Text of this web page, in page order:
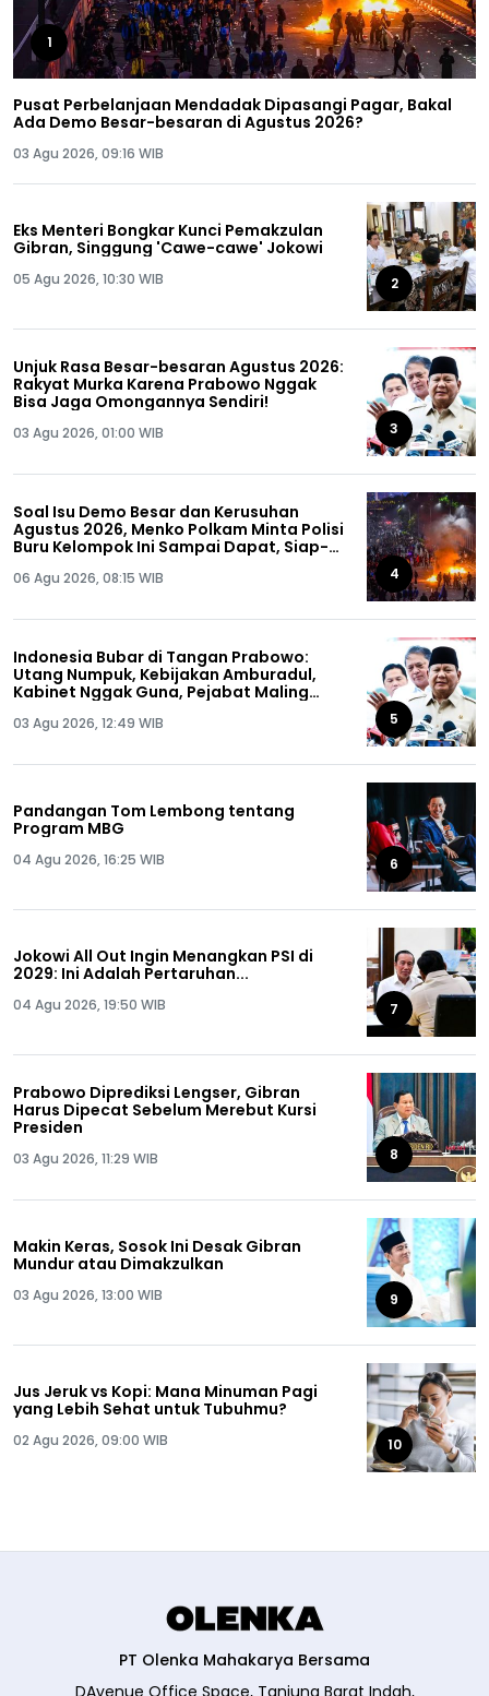
1
Pusat Perbelanjaan Mendadak Dipasangi Pagar, Bakal
Ada Demo Besar-besaran di Agustus 2026?
03 Agu 2026, 09:16 WIB
Eks Menteri Bongkar Kunci Pemakzulan
Gibran, Singgung 'Cawe-cawe' Jokowi
05 Agu 2026, 10:30 WIB 2
Unjuk Rasa Besar-besaran Agustus 2026:
Rakyat Murka Karena Prabowo Nggak
Bisa Jaga Omongannya Sendiri!
03 Agu 2026, 01:00 WIB 3
Soal Isu Demo Besar dan Kerusuhan
Agustus 2026, Menko Polkam Minta Polisi
Buru Kelompok Ini Sampai Dapat, Siap-
06 Agu 2026, 08:15 WIB 4
Indonesia Bubar di Tangan Prabowo:
Utang Numpuk, Kebijakan Amburadul,
Kabinet Nggak Guna, Pejabat Maling
03 Agu 2026, 12:49 WIB 5
Pandangan Tom Lembong tentang
Program MBG
04 Agu 2026, 16:25 WIB 6
Jokowi All Out Ingin Menangkan PSI di
2029: Ini Adalah Pertaruhan...
04 Agu 2026, 19:50 WIB 7
Prabowo Diprediksi Lengser, Gibran
Harus Dipecat Sebelum Merebut Kursi
Presiden
03 Agu 2026, 11:29 WIB 8
Makin Keras, Sosok Ini Desak Gibran
Mundur atau Dimakzulkan
03 Agu 2026, 13:00 WIB 9
Jus Jeruk vs Kopi: Mana Minuman Pagi
yang Lebih Sehat untuk Tubuhmu?
02 Agu 2026, 09:00 WIB 10
PT Olenka Mahakarya Bersama
DAvenue Office Space, Tanjung Barat Indah,